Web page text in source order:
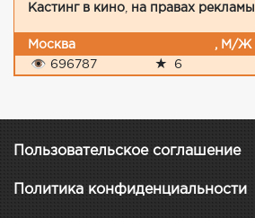
Кастинг в кино на правах рекламы
Москва
, М/Ж
👁 696787 ★ 6
Пользовательское соглашение
Политика конфиденциальности